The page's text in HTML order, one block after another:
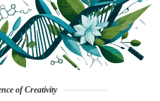
of Creativity